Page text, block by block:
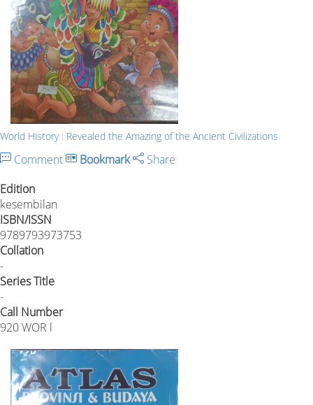
World History : Revealed the Amazing of the Ancient Civilizations
Comment Bookmark
Share
Edition
kesembilan
ISBN/ISSN
9789793973753
Collation
-
Series Title
-
Call Number
920 WOR l